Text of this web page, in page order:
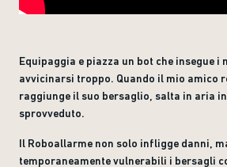
Equipaggia e piazza un bot che insegue i
avvicinarsi troppo. Quando il mio amico
raggiunge il suo bersaglio, salta in aria
sprovveduto.
Il Roboallarme non solo infligge danni,
temporaneamente vulnerabili i bersagli